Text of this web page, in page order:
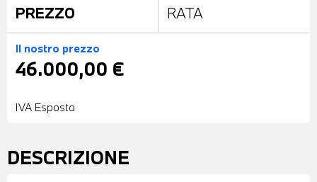
PREZZO RATA
Il nostro prezzo
46.000,00 €
IVA Esposta
DESCRIZIONE